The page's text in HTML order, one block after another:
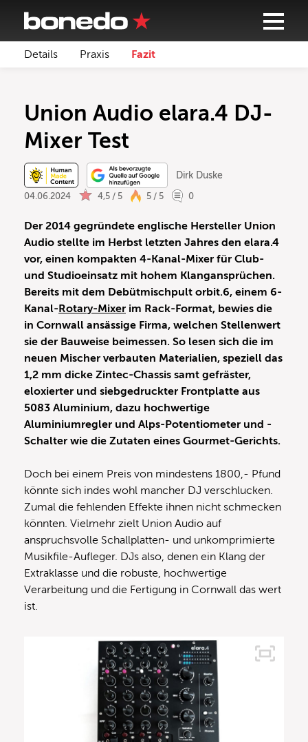
Details Praxis Fazit
Union Audio elara.4 DJ-
Mixer Test
Dirk Duske
04.06.2024 4,5 / 5 5 / 5 0
Der 2014 gegründete englische Hersteller Union
Audio stellte im Herbst letzten Jahres den elara.4
vor, einen kompakten 4-Kanal-Mixer für Club-
und Studioeinsatz mit hohem Klangansprüchen.
Bereits mit dem Debütmischpult orbit.6, einem 6-
Kanal-Rotary-Mixer im Rack-Format, bewies die
in Cornwall ansässige Firma, welchen Stellenwert
sie der Bauweise beimessen. So lesen sich die im
neuen Mischer verbauten Materialien, speziell das
1,2 mm dicke Zintec-Chassis samt gefräster,
eloxierter und siebgedruckter Frontplatte aus
5083 Aluminium, dazu hochwertige
Aluminiumregler und Alps-Potentiometer und -
Schalter wie die Zutaten eines Gourmet-Gerichts.
Doch bei einem Preis von mindestens 1800,- Pfund
könnte sich indes wohl mancher DJ verschlucken.
Zumal die fehlenden Effekte ihnen nicht schmecken
könnten. Vielmehr zielt Union Audio auf
anspruchsvolle Schallplatten- und unkomprimierte
Musikfile-Aufleger. DJs also, denen ein Klang der
Extraklasse und die robuste, hochwertige
Verarbeitung und die Fertigung in Cornwall das wert
ist.